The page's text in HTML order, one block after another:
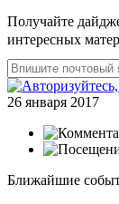
Получайте
интересных
26 января 2017
Ближайшие